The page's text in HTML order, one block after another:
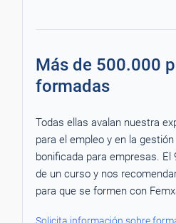
Más de 500.000
formadas
Todas ellas avalan nuestra
para el empleo y en la
bonificada para empresas. El
de un curso y nos
para que se formen con